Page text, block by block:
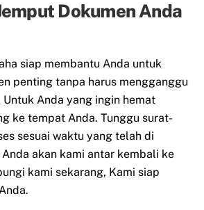
Dokumen Anda
siap membantu Anda untuk
penting tanpa harus mengganggu
Anda yang ingin hemat
ke tempat Anda. Tunggu surat-
sesuai waktu yang telah di
akan kami antar kembali ke
kami sekarang, Kami siap